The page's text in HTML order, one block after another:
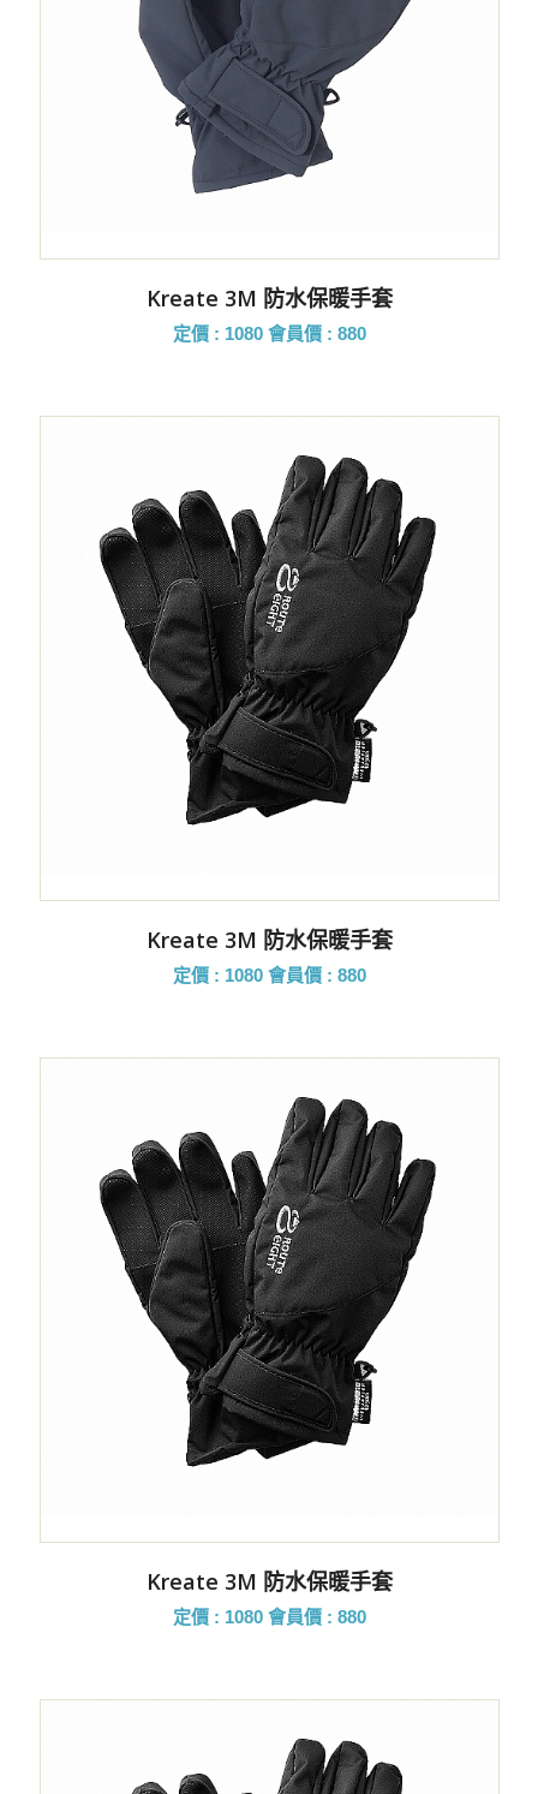
Kreate 3M 防水保暖手套
定價 : 1080 會員價 : 880
Kreate 3M 防水保暖手套
定價 : 1080 會員價 : 880
Kreate 3M 防水保暖手套
定價 : 1080 會員價 : 880